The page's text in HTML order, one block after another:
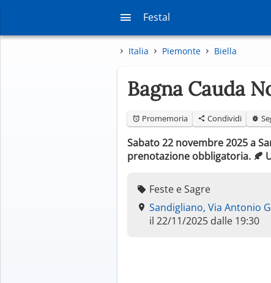
Festal
Italia Piemonte Biella
Bagna Cauda
Promemoria Condividi
Sabato 22 novembre 2025 a
prenotazione obbligatoria. 🍂
Feste e Sagre
Sandigliano, Via Antonio
il 22/11/2025 dalle 19:30